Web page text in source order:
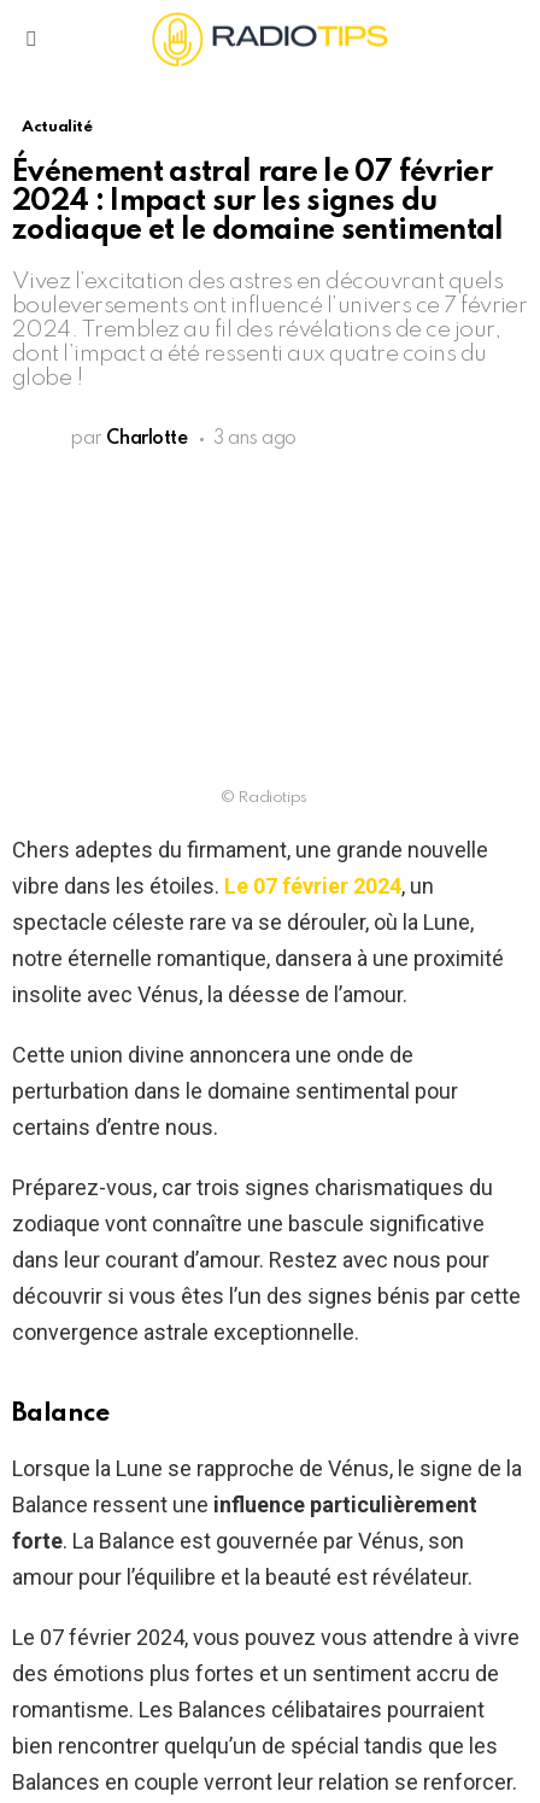
Actualité
Événement astral rare le 07 février
2024 : Impact sur les signes du
zodiaque et le domaine sentimental
Vivez l’excitation des astres en découvrant quels
bouleversements ont influencé l’univers ce 7 février
2024. Tremblez au fil des révélations de ce jour,
dont l’impact a été ressenti aux quatre coins du
globe !
par Charlotte 3 ans ago
© Radiotips
Chers adeptes du firmament, une grande nouvelle
vibre dans les étoiles. Le 07 février 2024, un
spectacle céleste rare va se dérouler, où la Lune,
notre éternelle romantique, dansera à une proximité
insolite avec Vénus, la déesse de l’amour.
Cette union divine annoncera une onde de
perturbation dans le domaine sentimental pour
certains d’entre nous.
Préparez-vous, car trois signes charismatiques du
zodiaque vont connaître une bascule significative
dans leur courant d’amour. Restez avec nous pour
découvrir si vous êtes l’un des signes bénis par cette
convergence astrale exceptionnelle.
Balance
Lorsque la Lune se rapproche de Vénus, le signe de la
Balance ressent une influence particulièrement
forte. La Balance est gouvernée par Vénus, son
amour pour l’équilibre et la beauté est révélateur.
Le 07 février 2024, vous pouvez vous attendre à vivre
des émotions plus fortes et un sentiment accru de
romantisme. Les Balances célibataires pourraient
bien rencontrer quelqu’un de spécial tandis que les
Balances en couple verront leur relation se renforcer.